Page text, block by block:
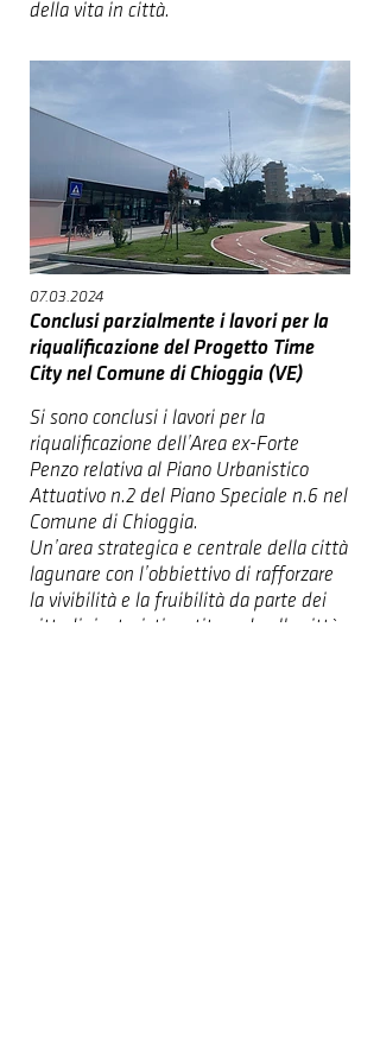
della vita in città.
07.03.2024
Conclusi parzialmente i lavori per la
riqualificazione del Progetto Time
City nel Comune di Chioggia (VE)
Si sono conclusi i lavori perla
riqualificazione dell’Area ex-Forte
Penzo relativa al Piano Urbanistico
Attuativo n.2 del Piano Speciale n.6 nel
Comune di Chioggia.
Un’area strategica e centrale della città
lagunare con l’obbiettivo di rafforzare
la vivibilità e la fruibilità da parte dei
cittadini e turisti restituendo alla città